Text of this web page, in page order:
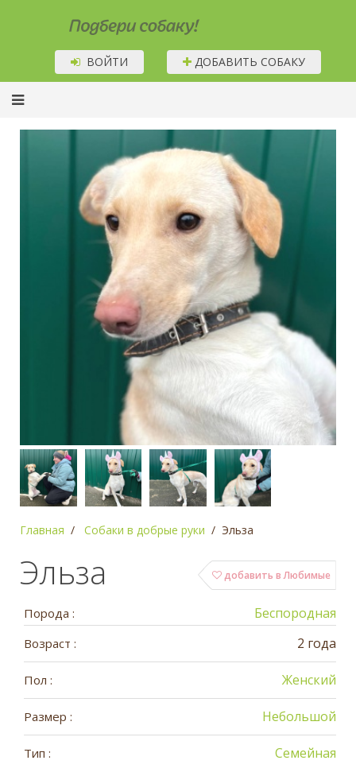
Подбери собаку!
ВОЙТИ ДОБАВИТЬ СОБАКУ
Главная Собаки в добрые руки Эльза
добавить в Любимые
Эльза
Порода : Беспородная
Возраст : 2 года
Пол : Женский
Размер : Небольшой
Тип : Семейная